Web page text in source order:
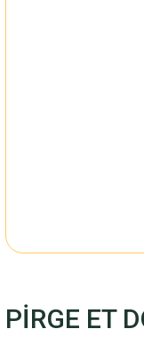
PİRGE ET